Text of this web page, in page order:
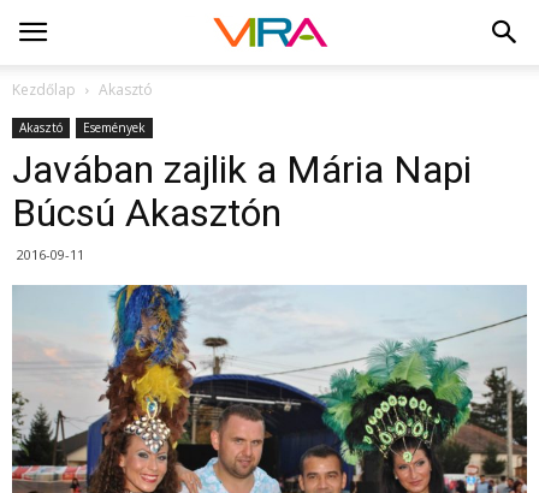
Kezdőlap Akasztó
Akasztó Események
Javában zajlik a Mária Napi
Búcsú Akasztón
2016-09-11